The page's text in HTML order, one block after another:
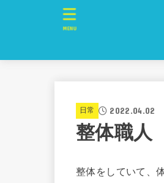
MENU
日常 2022.04.02
整体職人
整体をしていて、